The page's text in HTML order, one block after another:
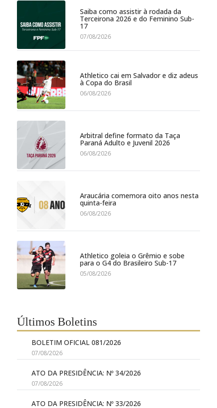
Saiba como assistir à rodada da
Terceirona 2026 e do Feminino Sub-
17
07/08/2026
Athletico cai em Salvador e diz adeus
à Copa do Brasil
06/08/2026
Arbitral define formato da Taça
Paraná Adulto e Juvenil 2026
06/08/2026
Araucária comemora oito anos nesta
quinta-feira
06/08/2026
Athletico goleia o Grêmio e sobe
para o G4 do Brasileiro Sub-17
05/08/2026
Últimos Boletins
BOLETIM OFICIAL 081/2026
07/08/2026
ATO DA PRESIDÊNCIA: Nº 34/2026
07/08/2026
ATO DA PRESIDÊNCIA: Nº 33/2026